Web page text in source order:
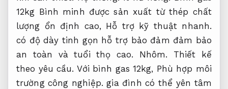
12kg Bình minh được sản xuất từ thép chất
lượng ổn định cao, Hỗ trợ kỹ thuật nhanh.
có độ dày tinh gọn hỗ trợ bảo đảm đảm bảo
an toàn và tuổi thọ cao. Nhôm.
Thiết kế
theo yêu cầu. Với bình gas 12kg, Phù hợp môi
trường công nghiệp. gia đình có thể yên tâm